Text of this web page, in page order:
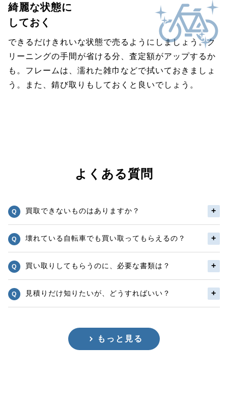
綺麗な状態に
しておく
できるだけきれいな状態で売るようにしましょう。ク
リーニングの手間が省ける分、査定額がアップするか
も。フレームは、濡れた雑巾などで拭いておきましょ
う。また、錆び取りもしておくと良いでしょう。
よくある質問
買取できないものはありますか？
壊れている自転車でも買い取ってもらえるの？
買い取りしてもらうのに、必要な書類は？
見積りだけ知りたいが、どうすればいい？
もっと見る